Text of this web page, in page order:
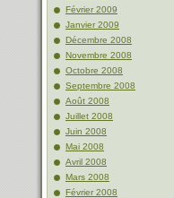
Février 2009
Janvier 2009
Décembre 2008
Novembre 2008
Octobre 2008
Septembre 2008
Août 2008
Juillet 2008
Juin 2008
Mai 2008
Avril 2008
Mars 2008
Février 2008